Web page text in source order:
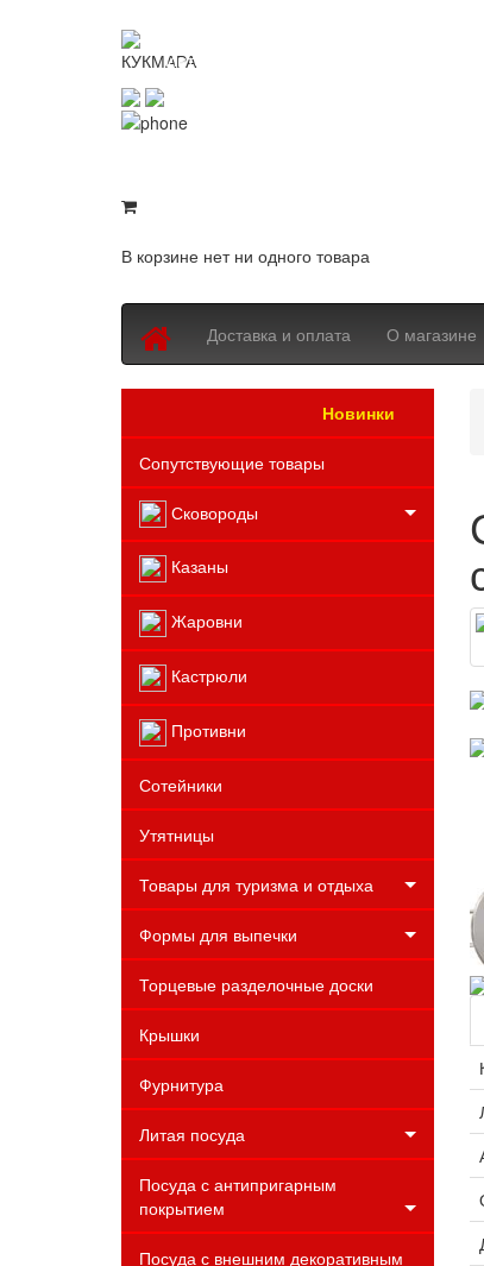
Интернет-магазин посуды Kukmara
В корзине нет ни одного товара
Доставка и оплата О магазине
Новинки
Сопутствующие товары
Сковороды
Казаны
Жаровни
Кастрюли
Противни
Сотейники
Утятницы
Товары для туризма и отдыха
Формы для выпечки
Торцевые разделочные доски
Крышки
Фурнитура
Литая посуда
Посуда с антипригарным
покрытием
Посуда с внешним декоративным